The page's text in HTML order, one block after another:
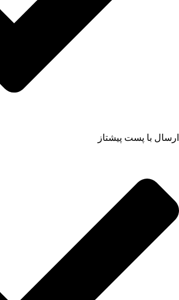
ارسال با پست پیشتاز